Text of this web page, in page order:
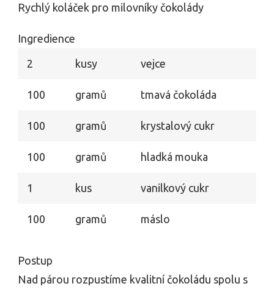
Rychlý koláček pro milovníky čokolády
Ingredience
2 kusy vejce
100 gramů tmavá čokoláda
100 gramů krystalový cukr
100 gramů hladká mouka
1 kus vanilkový cukr
100 gramů máslo
Postup
Nad párou rozpustíme kvalitní čokoládu spolu s